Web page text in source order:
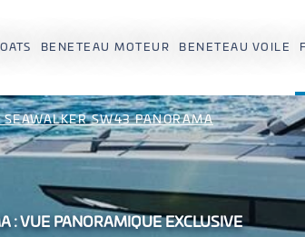
BENETEAU MOTEUR BENETEAU VOILE
SEAWALKER SW43 PANORAMA
: VUE PANORAMIQUE EXCLUSIVE